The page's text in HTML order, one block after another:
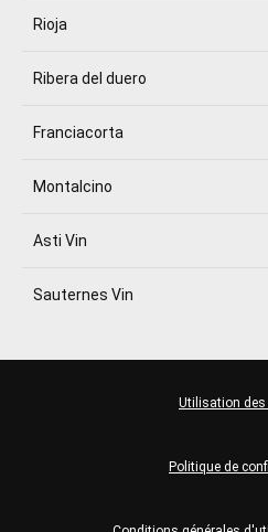
Rioja
Ribera del duero
Franciacorta
Montalcino
Asti Vin
Sauternes Vin
Politique de
Utilisation des